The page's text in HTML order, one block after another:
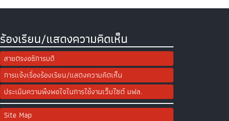
ร้องเรียน/แสดงความคิดเห็น
สายตรงอธิการบดี
การแจ้งเรื่องร้องเรียน/แสดงความคิดเห็น
ประเมินความพึงพอใจในการใช้งานเว็บไซต์ มฟล.
Site Map